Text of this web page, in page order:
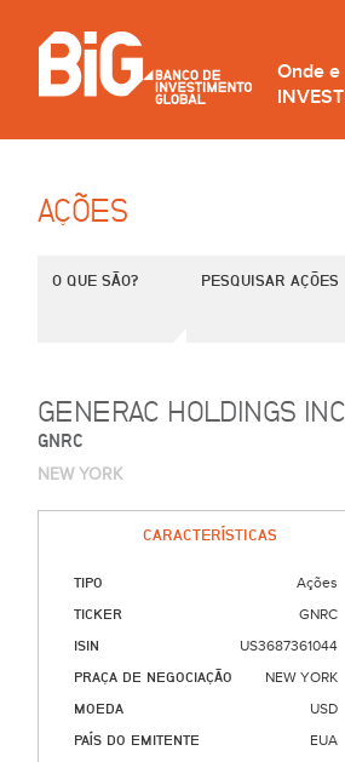
Onde e
AÇÕES
O QUE SÃO? PESQUISAR AÇÕES
GENERAC HOLDINGS
GNRC
NEW YORK
CARACTERÍSTICAS
TIPO Ações
TICKER GNRC
ISIN US3687361044
PRAÇA DE NEGOCIAÇÃO NEW YORK
MOEDA USD
PAÍS DO EMITENTE EUA